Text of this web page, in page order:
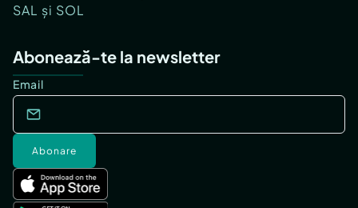
SAL și SOL
Abonează-te la newsletter
Email
Abonare